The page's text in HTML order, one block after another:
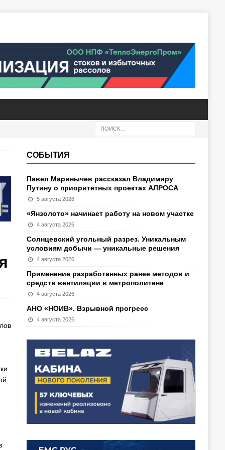
СОБЫТИЯ
Павел Маринычев рассказал Владимиру
Путину о приоритетных проектах АЛРОСА
5 августа 2026
«Янзолото» начинает работу на новом участке
4 августа 2026
Солнцевский угольный разрез. Уникальным
условиям добычи — уникальные решения
4 августа 2026
Применение разработанных ранее методов и
средств вентиляции в метрополитене
4 августа 2026
АНО «НОИВ». Взрывной прогресс
4 августа 2026